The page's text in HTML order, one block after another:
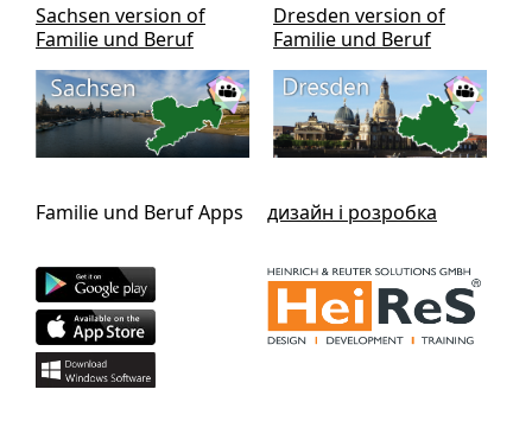
Sachsen version of
Familie und Beruf
Dresden version of
Familie und Beruf
Familie und Beruf Apps дизайн і розробка